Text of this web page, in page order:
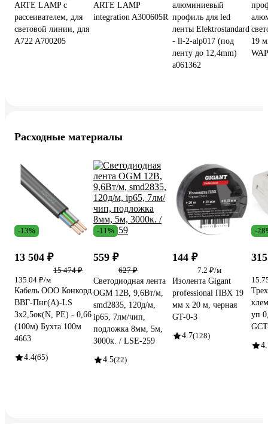
ARTE LAMP с
рассеивателем, для
световой линии, для
A722 A700205
ARTE LAMP
integration A300605R
алюминиевый
профиль для led
ленты Elektrostandard
- ll-2-alp017 (под
ленту до 12,4mm)
a061362
19
Расходные материалы
-13%
13 504 ₽
15 474 ₽
135.04 ₽/м
Кабель ООО Конкорд
ВВГ-Пнг(А)-LS
3x2,5ок(N, PE) - 0,66
(100м) Бухта 100м
4663
4.4(65)
-11%
559 ₽
627 ₽
Светодиодная лента
OGM 12В, 9,6Вт/м,
smd2835, 120д/м,
ip65, 7лм/чип,
подложка 8мм, 5м,
3000к. / LSE-259
4.5(22)
144 ₽
7.2 ₽/м
Изолента Gigant
professional ПВХ 19
мм х 20 м, черная
GT-0-3
4.7(128)
-
уп